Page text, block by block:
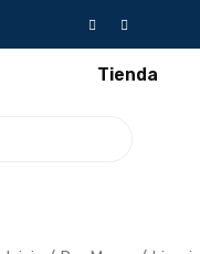
Tienda